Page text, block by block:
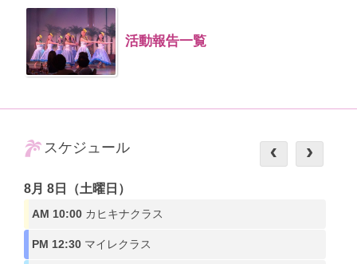
活動報告一覧
スケジュール
8月 8日（土曜日）
AM 10:00 カヒキナクラス
PM 12:30 マイレクラス